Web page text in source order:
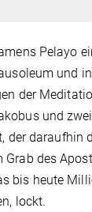
Pelayo
und
der
und
daraufhin
des
bis heute
lockt.